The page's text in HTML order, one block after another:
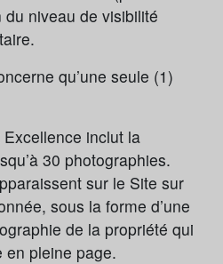
niveau de visibilité
qu’une seule (1)
inclut la
30 photographies.
sur le Site sur
sous la forme d’une
de la propriété qui
en pleine page.